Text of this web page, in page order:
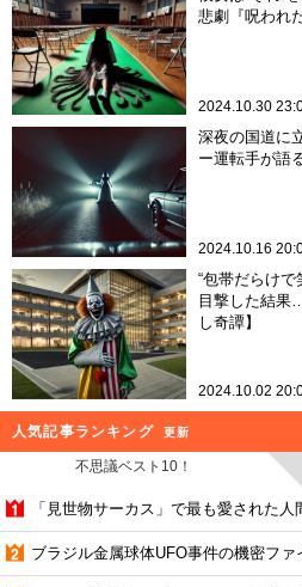
悲劇『呪われ
2024.10.30
深夜の国道に
ー運転手が語
2024.10.16
“包帯だらけで
目撃した結果
し奇譚】
2024.10.02
人気記事ランキング 更新
不思議ベスト10！
「見世物サーカス」で最も愛された人
ブラジル金属球体UFO事件の機密ファ